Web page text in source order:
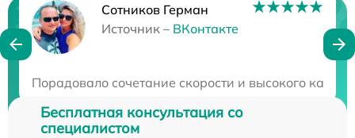
Сотников Герман
Источник – ВКонтакте
Порадовало сочетание скорости и высокого
Нужна консультация?
Бесплатная консультация со
специалистом